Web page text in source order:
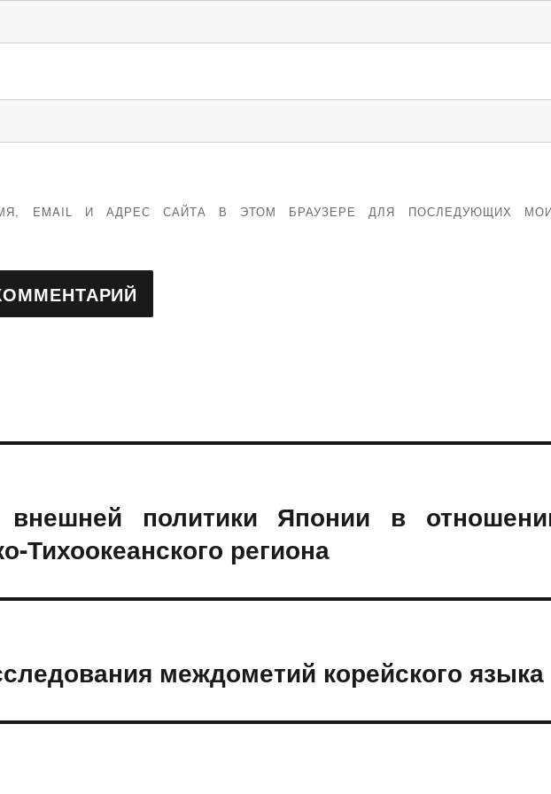
EMAIL И АДРЕС САЙТА В ЭТОМ БРАУЗЕРЕ ДЛЯ ПОСЛЕДУЮЩИХ
внешней политики Японии в
Тихоокеанского региона
междометий корейского языка